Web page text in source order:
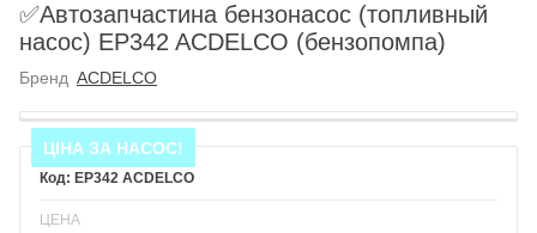
✅Автозапчастина бензонасос (топливный
насос) EP342 ACDELCO (бензопомпа)
Бренд ACDELCO
ЦІНА ЗА НАСОС!
EP342 ACDELCO
ЦЕНА